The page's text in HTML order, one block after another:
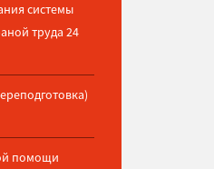
системы
труда 24
помощи